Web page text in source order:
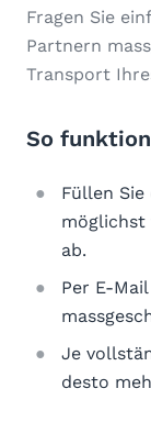
Fragen Sie
Partnern
Transport
So
Füllen
möglichst
ab.
Per E-
Je
desto